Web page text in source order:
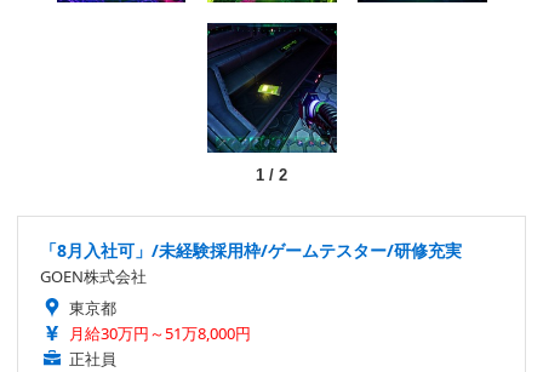
1/ 2
「8月入社可」/未経験採用枠/ゲームテスター/研修充実
GOEN株式会社
東京都
月給30万円～51万8,000円
正社員